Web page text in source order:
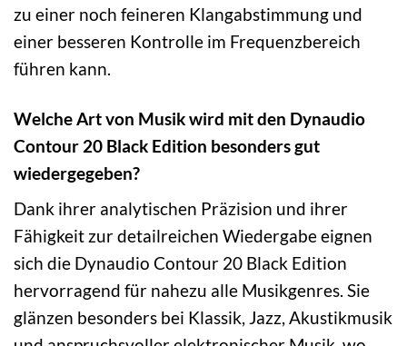
zu einer noch feineren Klangabstimmung und
einer besseren Kontrolle im Frequenzbereich
führen kann.
Welche Art von Musik wird mit den Dynaudio
Contour 20 Black Edition besonders gut
wiedergegeben?
Dank ihrer analytischen Präzision und ihrer
Fähigkeit zur detailreichen Wiedergabe eignen
sich die Dynaudio Contour 20 Black Edition
hervorragend für nahezu alle Musikgenres. Sie
glänzen besonders bei Klassik, Jazz, Akustikmusik